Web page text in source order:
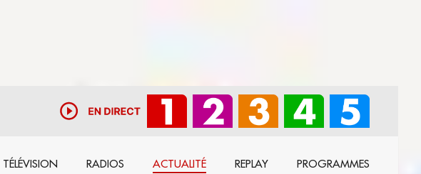
TÉLÉVISION RADIOS ACTUALITÉ REPLAY PROGRAMMES